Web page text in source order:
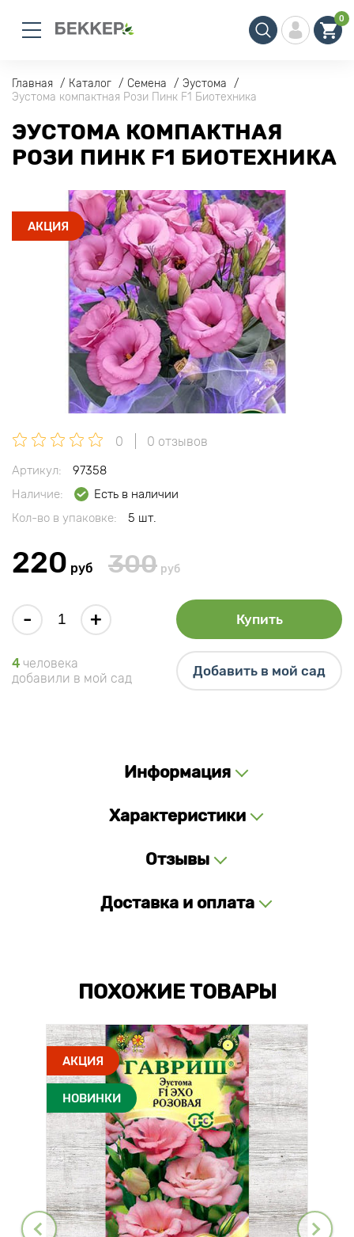
0
Главная Каталог Семена
Эустома
Эустома компактная Рози Пинк F1 Биотехника
ЭУСТОМА КОМПАКТНАЯ
РОЗИ ПИНК F1 БИОТЕХНИКА
АКЦИЯ
0 0 отзывов
Артикул:
97358
Наличие:
Есть в наличии
Кол-во в упаковке:
5 шт.
220 руб 300 руб
- + Купить
4 человека
добавили в мой сад
Добавить в мой сад
Информация
Характеристики
Отзывы
Доставка и оплата
ПОХОЖИЕ ТОВАРЫ
АКЦИЯ
НОВИНКИ